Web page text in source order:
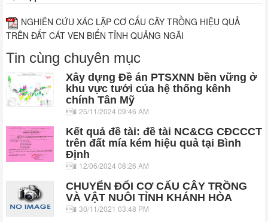
NGHIÊN CỨU XÁC LẬP CƠ CẤU CÂY TRỒNG HIỆU QUẢ
TRÊN ĐẤT CÁT VEN BIỂN TỈNH QUẢNG NGÃI
Tin cùng chuyên mục
Xây dựng Đề án PTSXNN bền vững ở
khu vực tưới của hệ thống kênh
chính Tân Mỹ
25/11/2024 09:46 AM
Kết quả đề tài: đề tài NC&CG CĐCCCT
trên đất mía kém hiệu quả tại Bình
Định
12/06/2024 08:26 AM
CHUYỂN ĐỔI CƠ CẤU CÂY TRỒNG
VÀ VẬT NUÔI TỈNH KHÁNH HÒA
30/11/2021 03:48 PM